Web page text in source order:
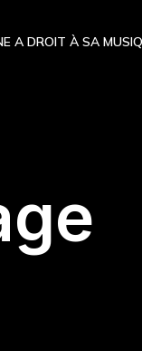
A DROIT À SA